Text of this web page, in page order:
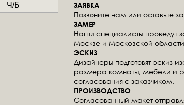
Ч/Б ЗАЯВКА
Позвоните нам или оставьте
ЗАМЕР
Наши специалисты проведут
Москве и Московской
ЭСКИЗ
Дизайнеры подготовят эскиз
размера комнаты, мебели и
согласования с заказчиком.
ПРОИЗВОДСТВО
Согласованный макет